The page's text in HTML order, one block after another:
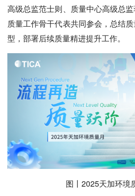
高级总监范士则、质量中心高级总
质量工作骨干代表共同参会，总结
型，部署后续质量精进提升工作。
图丨2025天加环境